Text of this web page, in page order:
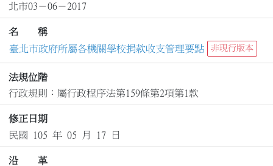
北市03－06－2017
名 稱
臺北市政府所屬各機關學校捐款收支管理要點
非現行版本
法規位階
行政規則：屬行政程序法第159條第2項第1款
修正日期
民國 105 年 05 月 17 日
沿 革